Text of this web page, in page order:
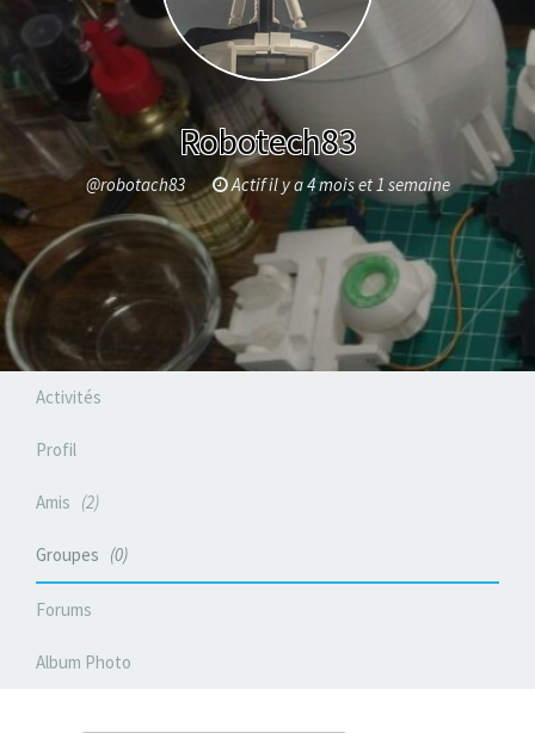
Robotech83
@robotach83 Actif il y a 4 mois et 1 semaine
Activités
Profil
Amis 2
Groupes 0
Forums
Album Photo